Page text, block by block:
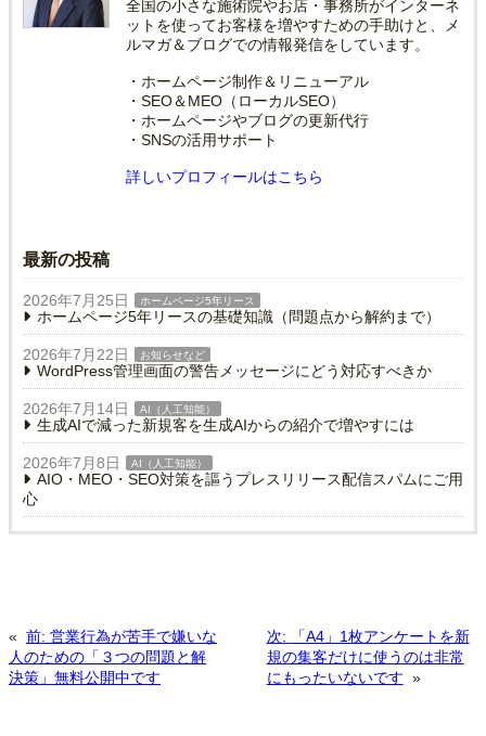
全国の小さな施術院やお店・事務所がインターネ
ットを使ってお客様を増やすための手助けと、メ
ルマガ＆ブログでの情報発信をしています。
・ホームページ制作＆リニューアル
・SEO＆MEO（ローカルSEO）
・ホームページやブログの更新代行
・SNSの活用サポート
詳しいプロフィールはこちら
最新の投稿
2026年7月25日 ホームページ5年リース
ホームページ5年リースの基礎知識（問題点から解約まで）
2026年7月22日 お知らせなど
WordPress管理画面の警告メッセージにどう対応すべきか
2026年7月14日 AI（人工知能）
生成AIで減った新規客を生成AIからの紹介で増やすには
2026年7月8日 AI（人工知能）
AIO・MEO・SEO対策を謳うプレスリリース配信スパムにご用
心
« 前: 営業行為が苦手で嫌いな
人のための「３つの問題と解
決策」無料公開中です
次:
「A4」1枚アンケートを新
規の集客だけに使うのは非常
にもったいないです »